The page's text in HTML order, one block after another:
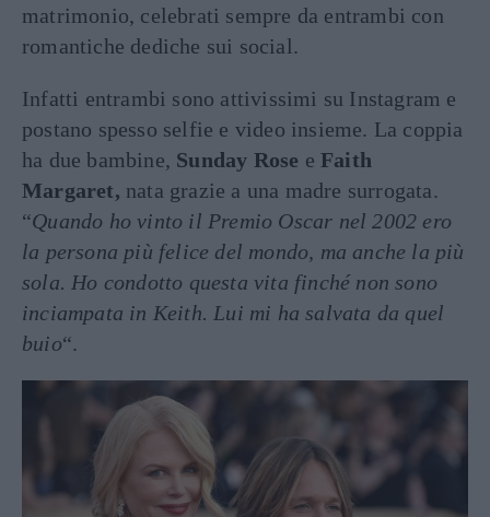
matrimonio, celebrati sempre da entrambi con
romantiche dediche sui social.
Infatti entrambi sono attivissimi su Instagram e
postano spesso selfie e video insieme. La coppia
ha due bambine, Sunday Rose eFaith
Margaret, nata grazie a una madre surrogata.
“Quando ho vinto il Premio Oscar nel 2002 ero
la persona più felice del mondo, ma anche la più
sola. Ho condotto questa vita finché non sono
inciampata in Keith. Lui mi ha salvata da quel
buio“.